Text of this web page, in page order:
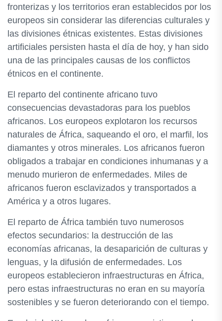
fronterizas y los territorios eran establecidos por los
europeos sin considerar las diferencias culturales y
las divisiones étnicas existentes. Estas divisiones
artificiales persisten hasta el día de hoy, y han sido
una de las principales causas de los conflictos
étnicos en el continente.
El reparto del continente africano tuvo
consecuencias devastadoras para los pueblos
africanos. Los europeos explotaron los recursos
naturales de África, saqueando el oro, el marfil, los
diamantes y otros minerales. Los africanos fueron
obligados a trabajar en condiciones inhumanas y a
menudo murieron de enfermedades. Miles de
africanos fueron esclavizados y transportados a
América y a otros lugares.
El reparto de África también tuvo numerosos
efectos secundarios: la destrucción de las
economías africanas, la desaparición de culturas y
lenguas, y la difusión de enfermedades. Los
europeos establecieron infraestructuras en África,
pero estas infraestructuras no eran en su mayoría
sostenibles y se fueron deteriorando con el tiempo.